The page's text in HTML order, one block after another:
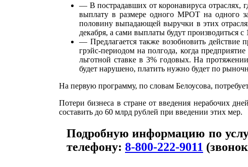
— В пострадавших от коронавируса отраслях,
выплату в размере одного МРОТ на одного
половину выпадающей выручки в этих
декабря, а сами выплаты будут производиться с
— Предлагается также возобновить действие
грэйс-периодом на полгода, когда
льготной ставке в 3% годовых. На
будет нарушено, платить нужно будет по
На первую программу, по словам Белоусова,
Потери бизнеса в стране от введения нерабочих
составить до 60 млрд рублей при введении этих мер.
Подробную информацию по
телефону: 8-800-222-9011